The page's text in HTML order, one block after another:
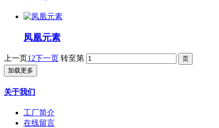
凤凰元素
上一页1 2下一页 转至第
加载更多
关于我们
工厂简介
在线留言